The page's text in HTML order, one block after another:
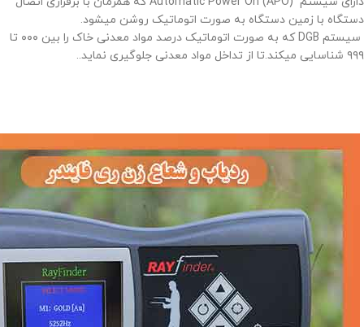
دستگاه با زمین دستگاه به صورت اتوماتیک روشن میشود.
سیستم DGB که به صورت اتوماتیک درصد مواد معدنی خاک را بین ۰۰۰ تا
۹۹۹ شناسایی میکند.تا از تداخل مواد معدنی جلوگیری نماید..